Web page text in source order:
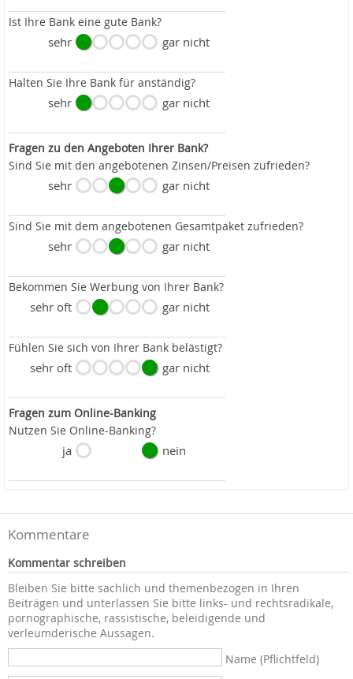
Ist Ihre Bank eine gute Bank?
sehr gar nicht
Halten Sie Ihre Bank für anständig?
sehr gar nicht
Fragen zu den Angeboten Ihrer Bank?
Sind Sie mit den angebotenen Zinsen/Preisen zufrieden?
sehr gar nicht
Sind Sie mit dem angebotenen Gesamtpaket zufrieden?
sehr gar nicht
Bekommen Sie Werbung von Ihrer Bank?
sehr oft gar nicht
Fühlen Sie sich von Ihrer Bank belästigt?
sehr oft gar nicht
Fragen zum Online-Banking
Nutzen Sie Online-Banking?
ja nein
Kommentare
Kommentar schreiben
Bleiben Sie bitte sachlich und themenbezogen in Ihren
Beiträgen und unterlassen Sie bitte links- und rechtsradikale,
pornographische, rassistische, beleidigende und
verleumderische Aussagen.
Name (Pflichtfeld)